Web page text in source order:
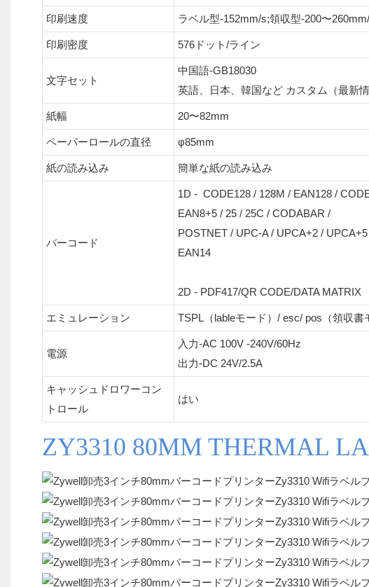
印刷速度 ラベル型-152mm/s;領収型-200〜
印刷密度 576ドット/ライン
文字セット
中国語-GB18030
英語、日本、韓国など カスタム（最新
紙幅 20〜82mm
ペーパーロールの直径 φ85mm
紙の読み込み 簡単な紙の読み込み
バーコード
1D - CODE128 / 128M / EAN128 /
EAN8+5 / 25 / 25C / CODABAR /
POSTNET / UPC-A / UPCA+2 /
EAN14
2D - PDF417/QR CODE/DATA MATRIX
エミュレーション TSPL（lableモード）/ esc/ pos（領収書
電源
入力-AC 100V -240V/60Hz
出力-DC 24V/2.5A
キャッシュドロワーコン
トロール
はい
ZY3310 80MM THERMAL